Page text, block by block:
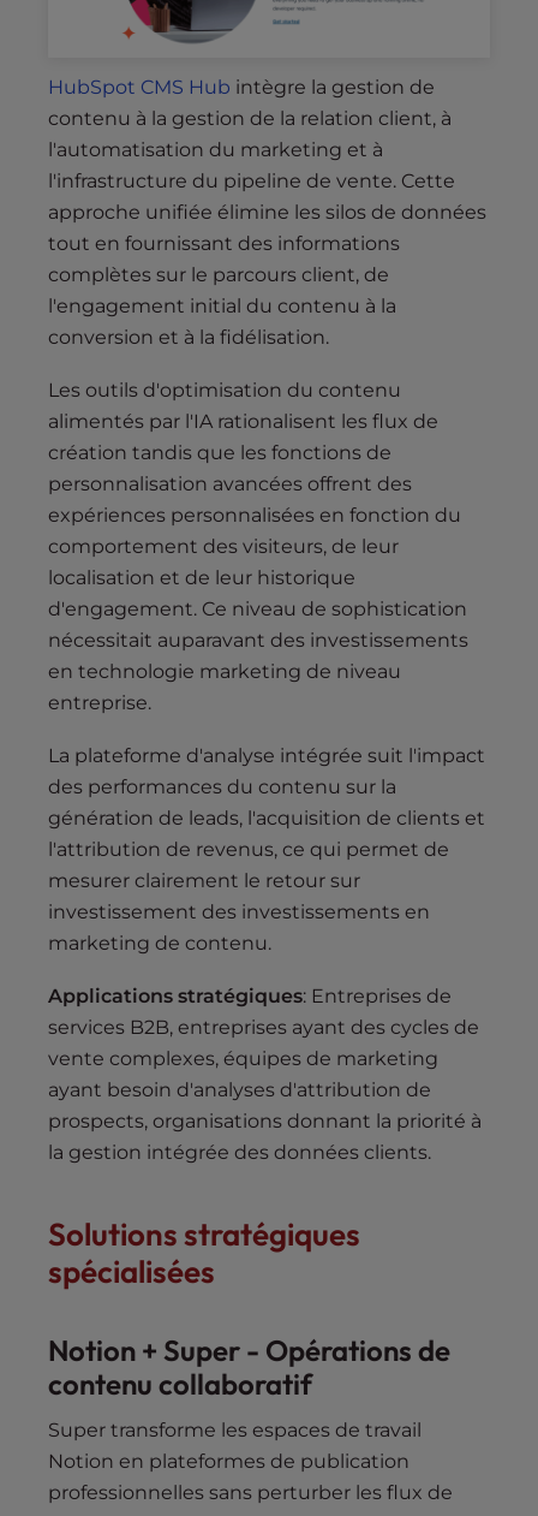
HubSpot CMS Hub intègre la gestion de
contenu à la gestion de la relation client, à
l'automatisation du marketing et à
l'infrastructure du pipeline de vente. Cette
approche unifiée élimine les silos de données
tout en fournissant des informations
complètes sur le parcours client, de
l'engagement initial du contenu à la
conversion et à la fidélisation.
Les outils d'optimisation du contenu
alimentés par l'IA rationalisent les flux de
création tandis que les fonctions de
personnalisation avancées offrent des
expériences personnalisées en fonction du
comportement des visiteurs, de leur
localisation et de leur historique
d'engagement. Ce niveau de sophistication
nécessitait auparavant des investissements
en technologie marketing de niveau
entreprise.
La plateforme d'analyse intégrée suit l'impact
des performances du contenu sur la
génération de leads, l'acquisition de clients et
l'attribution de revenus, ce qui permet de
mesurer clairement le retour sur
investissement des investissements en
marketing de contenu.
Applications stratégiques: Entreprises de
services B2B, entreprises ayant des cycles de
vente complexes, équipes de marketing
ayant besoin d'analyses d'attribution de
prospects, organisations donnant la priorité à
la gestion intégrée des données clients.
Solutions stratégiques
spécialisées
Notion + Super - Opérations de
contenu collaboratif
Super transforme les espaces de travail
Notion en plateformes de publication
professionnelles sans perturber les flux de